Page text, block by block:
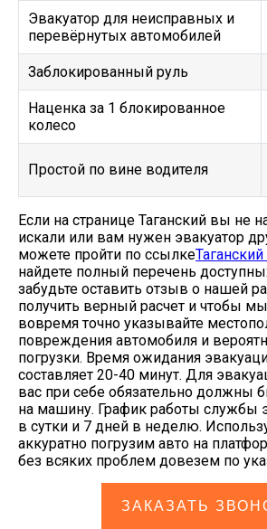
Эвакуатор для неисправных и
перевёрнутых автомобилей
Заблокированный руль
Наценка за 1 блокированное
колесо
Простой по вине водителя
Если на странице Таганский вы не
искали или вам нужен эвакуатор
можете пройти по ссылке
найдете полный перечень
забудьте оставить отзыв о нашей
получить верный расчет и чтобы
вовремя точно указывайте
повреждения автомобиля и
погрузки. Время ожидания
составляет 20-40 минут. Для
вас при себе обязательно должны
на машину. График работы службы
в сутки и 7 дней в неделю.
аккуратно погрузим авто на
без всяких проблем довезем по
ЗАКАЗАТЬ